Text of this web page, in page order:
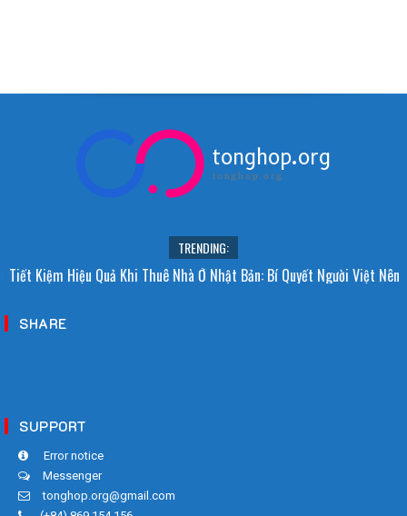
tonghop.org
tonghop.org
TRENDING:
Sao Người Nhật Không Ăn Hoa Quả Tự Trồng? Sự Thật Bất Ngờ Đằng
Tiết Kiệm Hiệu Quả Khi Thuê Nhà Ở Nhật Bản: Bí Quyết Người Việt Nên
SHARE
SUPPORT
Error notice
Messenger
tonghop.org@gmail.com